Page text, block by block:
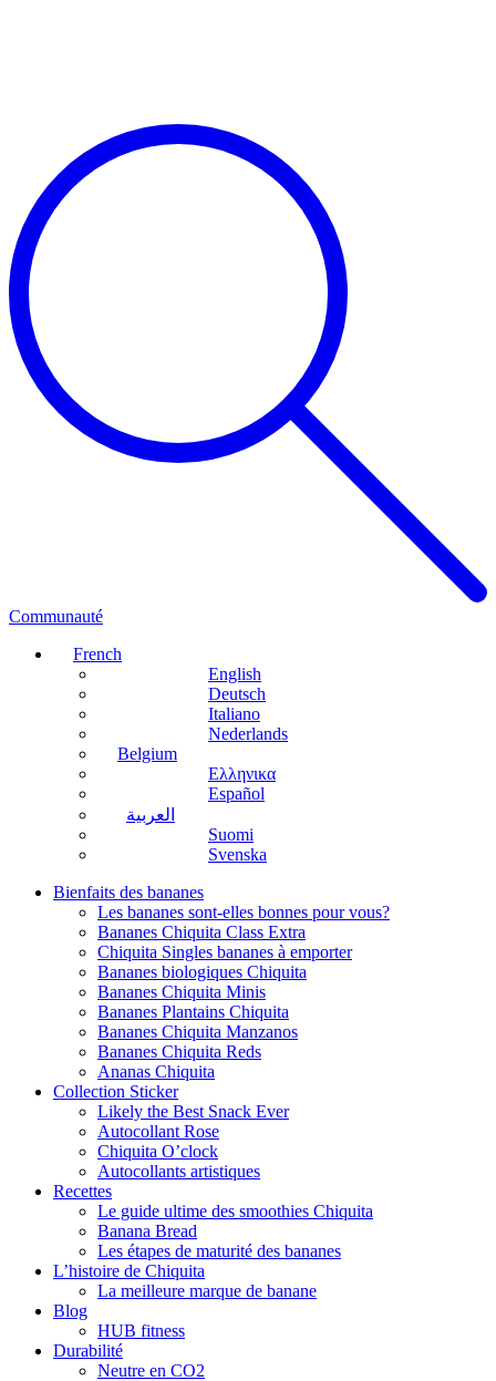
Communauté
French
English
Deutsch
Italiano
Nederlands
Belgium
Ελληνικα
Español
العربية
Suomi
Svenska
Bienfaits des bananes
Les bananes sont-elles bonnes pour vous?
Bananes Chiquita Class Extra
Chiquita Singles bananes à emporter
Bananes biologiques Chiquita
Bananes Chiquita Minis
Bananes Plantains Chiquita
Bananes Chiquita Manzanos
Bananes Chiquita Reds
Ananas Chiquita
Collection Sticker
Likely the Best Snack Ever
Autocollant Rose
Chiquita O’clock
Autocollants artistiques
Recettes
Le guide ultime des smoothies Chiquita
Banana Bread
Les étapes de maturité des bananes
L’histoire de Chiquita
La meilleure marque de banane
Blog
HUB fitness
Durabilité
Neutre en CO2